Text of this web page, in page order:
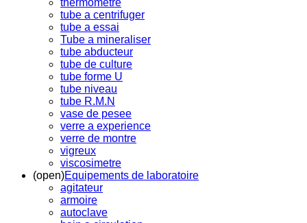
tube a centrifuger
tube a essai
Tube a mineraliser
tube abducteur
tube de culture
tube forme U
tube niveau
tube R.M.N
vase de pesee
verre a experience
verre de montre
vigreux
viscosimetre
(open)Equipements de laboratoire
agitateur
armoire
autoclave